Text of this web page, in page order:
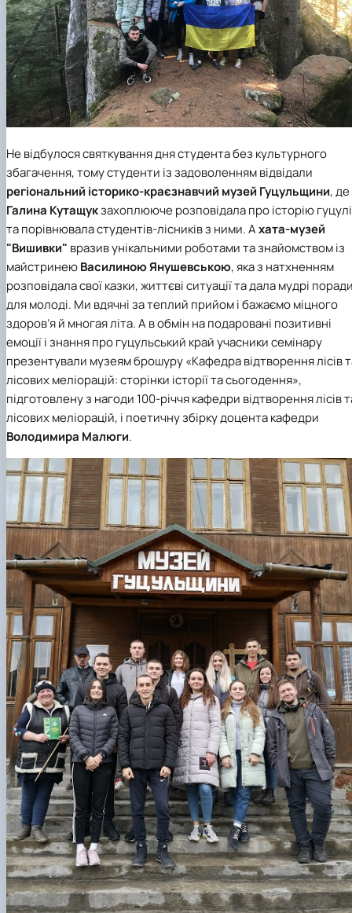
Не відбулося святкування дня студента без культурного
збагачення, тому студенти із задоволенням відвідали
регіональний історико-краєзнавчий музей Гуцульщини, де
Галина Кутащукзахоплююче розповідала про історію
та порівнювала студентів-лісників з ними. Ахата-музей
"Вишивки" вразив унікальними роботами та знайомством із
майстринеюВасилиною Янушевською, яка з натхненням
розповідала свої казки, життєві ситуації та дала мудрі
для молоді. Ми вдячні за теплий прийом і бажаємо міцного
здоров’я й многая літа. А в обмін на подаровані позитивні
емоції і знання про гуцульський край учасники семінару
презентували музеям брошуру «Кафедра відтворення лісів
лісових меліорацій: сторінки історії та сьогодення»,
підготовлену з нагоди 100-річчя кафедри відтворення лісів
лісових меліорацій, і поетичну збірку доцента кафедри
Володимира Малюги.